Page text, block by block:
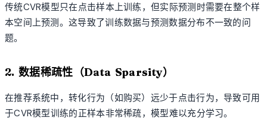
传统CVR模型只在点击样本上训练，但实际预测时需要在整个样
本空间上预测。这导致了训练数据与预测数据分布不一致的问
题。
2. 数据稀疏性（Data Sparsity）
在推荐系统中，转化行为（如购买）远少于点击行为，导致可用
于CVR模型训练的正样本非常稀疏，模型难以充分学习。